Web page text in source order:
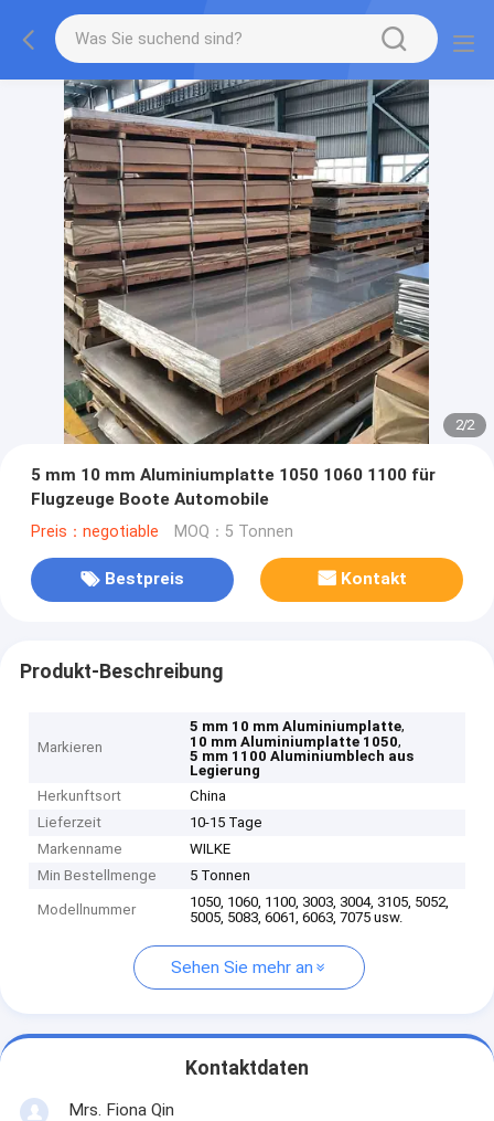
2/2
5 mm 10 mm Aluminiumplatte 1050 1060 1100 für
Flugzeuge Boote Automobile
Preis：negotiable MOQ：5 Tonnen
Bestpreis Kontakt
Produkt-Beschreibung
Markieren
5 mm 10 mm Aluminiumplatte,
10 mm Aluminiumplatte 1050,
5 mm 1100 Aluminiumblech aus
Legierung
Herkunftsort
China
Lieferzeit
10-15 Tage
Markenname
WILKE
Min Bestellmenge
5 Tonnen
Modellnummer
1050, 1060, 1100, 3003, 3004, 3105, 5052,
5005, 5083, 6061, 6063, 7075 usw.
Sehen Sie mehr an
Kontaktdaten
Mrs. Fiona Qin